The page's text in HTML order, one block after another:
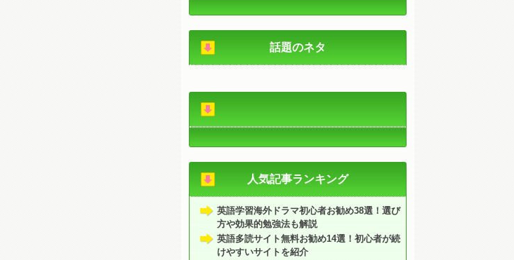
話題のネタ
人気記事ランキング
英語学習海外ドラマ初心者お勧め38選！選び
方や効果的勉強法も解説
英語多読サイト無料お勧め14選！初心者が続
けやすいサイトを紹介